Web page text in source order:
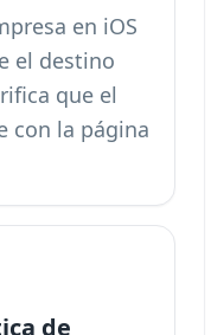
en iOS
el destino
que el
con la página
de